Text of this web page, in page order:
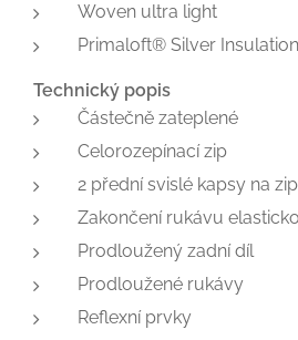
Woven ultra light
Primaloft® Silver
Technický popis
Částečně zateplené
Celorozepínací zip
2 přední svislé kapsy na zip
Zakončení rukávu
Prodloužený zadní díl
Prodloužené rukávy
Reflexní prvky